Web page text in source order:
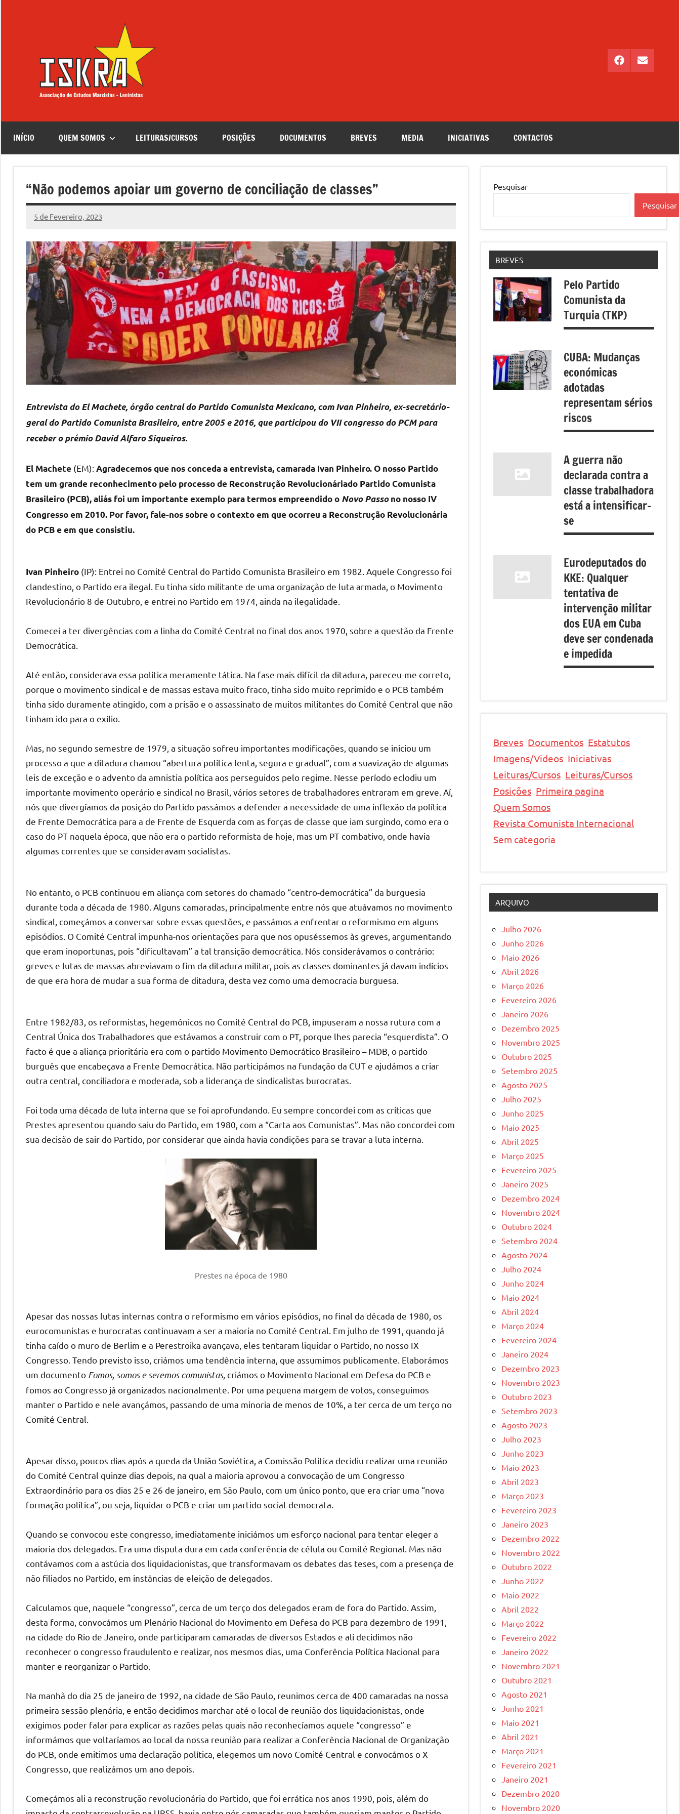
–
Leninistas
Facebook
Email
INÍCIO QUEM SOMOS LEITURAS/CURSOS POSIÇÕES DOCUMENTOS BREVES MEDIA INICIATIVAS CONTACTOS
“Não podemos apoiar um governo de conciliação de classes”
5 de Fevereiro, 2023
Pedro
Entrevista do El Machete, órgão central do Partido Comunista Mexicano, com Ivan Pinheiro, ex-secretário-
geral do Partido Comunista Brasileiro, entre 2005 e 2016, que participou do VII congresso do PCM para
receber o prémio David Alfaro Siqueiros.
El Machete (EM): Agradecemos que nos conceda a entrevista, camarada Ivan Pinheiro. O nosso Partido
tem um grande reconhecimento pelo processo de Reconstrução Revolucionáriado Partido Comunista
Brasileiro (PCB), aliás foi um importante exemplo para termos empreendido o Novo Passono nosso IV
Congresso em 2010. Por favor, fale-nos sobre o contexto em que ocorreu a Reconstrução Revolucionária
do PCB e em que consistiu.
Ivan Pinheiro (IP): Entrei no Comité Central do Partido Comunista Brasileiro em 1982. Aquele Congresso foi
clandestino, o Partido era ilegal. Eu tinha sido militante de uma organização de luta armada, o Movimento
Revolucionário 8 de Outubro, e entrei no Partido em 1974, ainda na ilegalidade.
Comecei a ter divergências com a linha do Comité Central no final dos anos 1970, sobre a questão da Frente
Democrática.
Até então, considerava essa política meramente tática. Na fase mais difícil da ditadura, pareceu-me correto,
porque o movimento sindical e de massas estava muito fraco, tinha sido muito reprimido e o PCB também
tinha sido duramente atingido, com a prisão e o assassinato de muitos militantes do Comité Central que não
tinham ido para o exílio.
Mas, no segundo semestre de 1979, a situação sofreu importantes modificações, quando se iniciou um
processo a que a ditadura chamou “abertura política lenta, segura e gradual”, com a suavização de algumas
leis de exceção e o advento da amnistia política aos perseguidos pelo regime. Nesse período eclodiu um
importante movimento operário e sindical no Brasil, vários setores de trabalhadores entraram em greve. Aí,
nós que divergíamos da posição do Partido passámos a defender a necessidade de uma inflexão da política
de Frente Democrática para a de Frente de Esquerda com as forças de classe que iam surgindo, como era o
caso do PT naquela época, que não era o partido reformista de hoje, mas um PT combativo, onde havia
algumas correntes que se consideravam socialistas.
No entanto, o PCB continuou em aliança com setores do chamado “centro-democrática” da burguesia
durante toda a década de 1980. Alguns camaradas, principalmente entre nós que atuávamos no movimento
sindical, começámos a conversar sobre essas questões, e passámos a enfrentar o reformismo em alguns
episódios. O Comité Central impunha-nos orientações para que nos opuséssemos às greves, argumentando
que eram inoportunas, pois “dificultavam” a tal transição democrática. Nós considerávamos o contrário:
greves e lutas de massas abreviavam o fim da ditadura militar, pois as classes dominantes já davam indícios
de que era hora de mudar a sua forma de ditadura, desta vez como uma democracia burguesa.
Entre 1982/83, os reformistas, hegemónicos no Comité Central do PCB, impuseram a nossa rutura com a
Central Única dos Trabalhadores que estávamos a construir com o PT, porque lhes parecia “esquerdista”. O
facto é que a aliança prioritária era com o partido Movimento Democrático Brasileiro – MDB, o partido
burguês que encabeçava a Frente Democrática. Não participámos na fundação da CUT e ajudámos a criar
outra central, conciliadora e moderada, sob a liderança de sindicalistas burocratas.
Foi toda uma década de luta interna que se foi aprofundando. Eu sempre concordei com as críticas que
Prestes apresentou quando saiu do Partido, em 1980, com a “Carta aos Comunistas”. Mas não concordei com
sua decisão de sair do Partido, por considerar que ainda havia condições para se travar a luta interna.
Prestes na época de 1980
Apesar das nossas lutas internas contra o reformismo em vários episódios, no final da década de 1980, os
eurocomunistas e burocratas continuavam a ser a maioria no Comité Central. Em julho de 1991, quando já
tinha caído o muro de Berlim e a Perestroika avançava, eles tentaram liquidar o Partido, no nosso IX
Congresso. Tendo previsto isso, criámos uma tendência interna, que assumimos publicamente. Elaborámos
um documento Fomos, somos e seremos comunistas, criámos o Movimento Nacional em Defesa do PCB e
fomos ao Congresso já organizados nacionalmente. Por uma pequena margem de votos, conseguimos
manter o Partido e nele avançámos, passando de uma minoria de menos de 10%, a ter cerca de um terço no
Comité Central.
Apesar disso, poucos dias após a queda da União Soviética, a Comissão Política decidiu realizar uma reunião
do Comité Central quinze dias depois, na qual a maioria aprovou a convocação de um Congresso
Extraordinário para os dias 25 e 26 de janeiro, em São Paulo, com um único ponto, que era criar uma “nova
formação política”, ou seja, liquidar o PCB e criar um partido social-democrata.
Quando se convocou este congresso, imediatamente iniciámos um esforço nacional para tentar eleger a
maioria dos delegados. Era uma disputa dura em cada conferência de célula ou Comité Regional. Mas não
contávamos com a astúcia dos liquidacionistas, que transformavam os debates das teses, com a presença de
não filiados no Partido, em instâncias de eleição de delegados.
Calculamos que, naquele “congresso”, cerca de um terço dos delegados eram de fora do Partido. Assim,
desta forma, convocámos um Plenário Nacional do Movimento em Defesa do PCB para dezembro de 1991,
na cidade do Rio de Janeiro, onde participaram camaradas de diversos Estados e ali decidimos não
reconhecer o congresso fraudulento e realizar, nos mesmos dias, uma Conferência Política Nacional para
manter e reorganizar o Partido.
Na manhã do dia 25 de janeiro de 1992, na cidade de São Paulo, reunimos cerca de 400 camaradas na nossa
primeira sessão plenária, e então decidimos marchar até o local de reunião dos liquidacionistas, onde
exigimos poder falar para explicar as razões pelas quais não reconhecíamos aquele “congresso” e
informámos que voltaríamos ao local da nossa reunião para realizar a Conferência Nacional de Organização
do PCB, onde emitimos uma declaração política, elegemos um novo Comité Central e convocámos o X
Congresso, que realizámos um ano depois.
Começámos ali a reconstrução revolucionária do Partido, que foi errática nos anos 1990, pois, além do
Pesquisar
Pesquisar
BREVES
Pelo Partido
Comunista da
Turquia (TKP)
CUBA: Mudanças
económicas
adotadas
representam sérios
riscos
A guerra não
declarada contra a
classe trabalhadora
está a intensificar-
se
Eurodeputados do
KKE: Qualquer
tentativa de
intervenção militar
dos EUA em Cuba
deve ser condenada
e impedida
Breves Documentos Estatutos
Imagens/Videos Iniciativas
Leituras/Cursos Leituras/Cursos
Posições Primeira pagina
Quem Somos
Revista Comunista Internacional
Sem categoria
ARQUIVO
Julho 2026
Junho 2026
Maio 2026
Abril 2026
Março 2026
Fevereiro 2026
Janeiro 2026
Dezembro 2025
Novembro 2025
Outubro 2025
Setembro 2025
Agosto 2025
Julho 2025
Junho 2025
Maio 2025
Abril 2025
Março 2025
Fevereiro 2025
Janeiro 2025
Dezembro 2024
Novembro 2024
Outubro 2024
Setembro 2024
Agosto 2024
Julho 2024
Junho 2024
Maio 2024
Abril 2024
Março 2024
Fevereiro 2024
Janeiro 2024
Dezembro 2023
Novembro 2023
Outubro 2023
Setembro 2023
Agosto 2023
Julho 2023
Junho 2023
Maio 2023
Abril 2023
Março 2023
Fevereiro 2023
Janeiro 2023
Dezembro 2022
Novembro 2022
Outubro 2022
Junho 2022
Maio 2022
Abril 2022
Março 2022
Fevereiro 2022
Janeiro 2022
Novembro 2021
Outubro 2021
Agosto 2021
Junho 2021
Maio 2021
Abril 2021
Março 2021
Fevereiro 2021
Janeiro 2021
Dezembro 2020
Novembro 2020